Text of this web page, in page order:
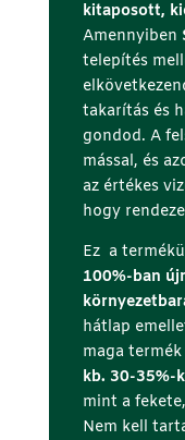
kitaposott,
Amennyiben
telepítés
takarítás és
gondod. A
mással, és
az értékes
hogy
Ez a
100%-ban
hátlap
maga
kb. 30-35%-
mint a
Nem kell